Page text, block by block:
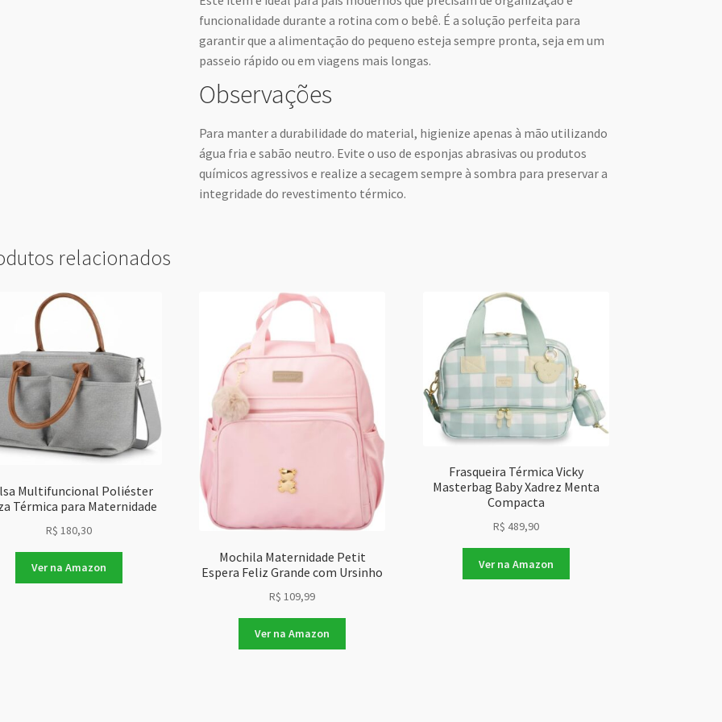
funcionalidade durante a rotina com o bebê. É a solução perfeita para
garantir que a alimentação do pequeno esteja sempre pronta, seja em um
passeio rápido ou em viagens mais longas.
Observações
Para manter a durabilidade do material, higienize apenas à mão utilizando
água fria e sabão neutro. Evite o uso de esponjas abrasivas ou produtos
químicos agressivos e realize a secagem sempre à sombra para preservar a
integridade do revestimento térmico.
relacionados
Multifuncional Poliéster
Térmica para Maternidade
R$ 180,30
Ver na Amazon
Mochila Maternidade Petit
Espera Feliz Grande com Ursinho
R$ 109,99
Ver na Amazon
Frasqueira Térmica Vicky
Masterbag Baby Xadrez Menta
Compacta
R$ 489,90
Ver na Amazon